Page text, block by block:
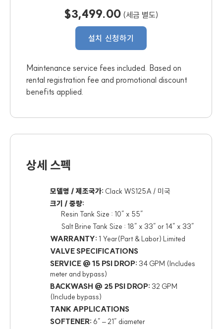
$3,499.00(세금 별도)
설치 신청하기
Maintenance service fees included. Based on
rental registration fee and promotional discount
benefits applied.
상세 스펙
모델명 / 제조국가: Clack WS125A / 미국
크기 / 중량:
Resin Tank Size : 10” x 55”
Salt Brine Tank Size : 18” x 33” or 14” x 33”
WARRANTY: 1 Year(Part & Labor) Limited
VALVE SPECIFICATIONS
SERVICE @ 15 PSI DROP: 34 GPM (Includes
meter and bypass)
BACKWASH @ 25 PSI DROP: 32 GPM
(Include bypass)
TANK APPLICATIONS
SOFTENER: 6″ – 21″ diameter